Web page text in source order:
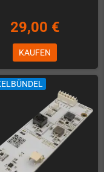
29,00 €
KAUFEN